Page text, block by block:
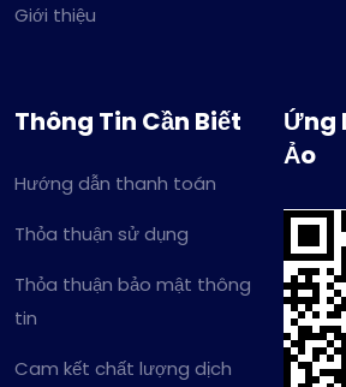
Giới thiệu
Thông Tin Cần Biết
Hướng dẫn thanh toán
Thỏa thuận sử dụng
Thỏa thuận bảo mật thông
tin
Cam kết chất lượng dịch
Ứng
Ảo